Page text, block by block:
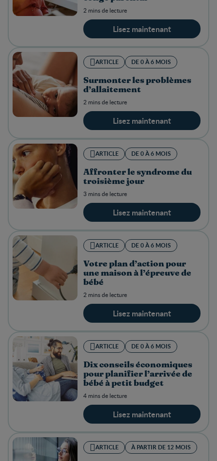
2 mins de lecture
Lisez maintenant
ARTICLE DE 0 À 6 MOIS
Surmonter les problèmes
d’allaitement
2 mins de lecture
Lisez maintenant
ARTICLE DE 0 À 6 MOIS
Affronter le syndrome du
troisième jour
3 mins de lecture
Lisez maintenant
ARTICLE DE 0 À 6 MOIS
Votre plan d’action pour
une maison à l’épreuve de
bébé
2 mins de lecture
Lisez maintenant
ARTICLE DE 0 À 6 MOIS
Dix conseils économiques
pour planifier l’arrivée de
bébé à petit budget
4 mins de lecture
Lisez maintenant
ARTICLE À PARTIR DE 12 MOIS